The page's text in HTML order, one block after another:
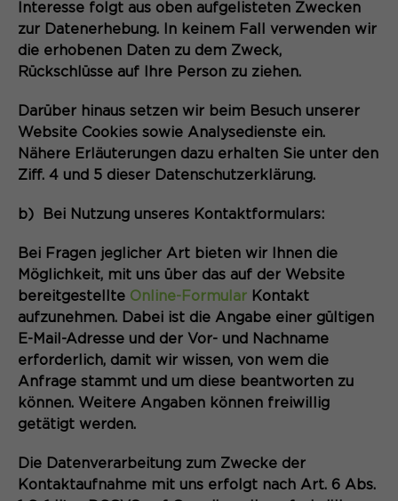
Interesse folgt aus oben aufgelisteten Zwecken
zur Datenerhebung. In keinem Fall verwenden wir
die erhobenen Daten zu dem Zweck,
Rückschlüsse auf Ihre Person zu ziehen.
Darüber hinaus setzen wir beim Besuch unserer
Website Cookies sowie Analysedienste ein.
Nähere Erläuterungen dazu erhalten Sie unter den
Ziff. 4 und 5 dieser Datenschutzerklärung.
b) Bei Nutzung unseres Kontaktformulars:
Bei Fragen jeglicher Art bieten wir Ihnen die
Möglichkeit, mit uns über das auf der Website
bereitgestellte Online-Formular Kontakt
aufzunehmen. Dabei ist die Angabe einer gültigen
E-Mail-Adresse und der Vor- und Nachname
erforderlich, damit wir wissen, von wem die
Anfrage stammt und um diese beantworten zu
können. Weitere Angaben können freiwillig
getätigt werden.
Die Datenverarbeitung zum Zwecke der
Kontaktaufnahme mit uns erfolgt nach Art. 6 Abs.